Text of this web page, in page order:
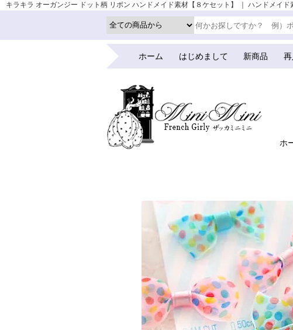
キラキラ オーガンジー ドット柄 リボン ハンドメイド素材【８ケセット】 ｜ ハンドメイ
ホーム はじめまして 新商品
ホ
ホーム